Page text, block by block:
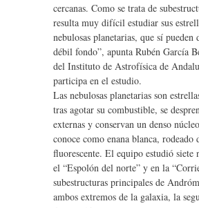
cercanas. Como se trata de
resulta muy difícil estudiar sus
nebulosas planetarias, que sí pueden
débil fondo”, apunta Rubén García
del Instituto de Astrofísica de
participa en el estudio.
Las nebulosas planetarias son
tras agotar su combustible, se
externas y conservan un denso
conoce como enana blanca, rodeado
fluorescente. El equipo estudió siete
el “Espolón del norte” y en la
subestructuras principales de
ambos extremos de la galaxia, la